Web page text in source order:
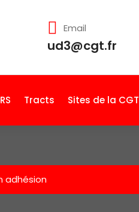
Email
ud3@cgt.fr
Tracts Sites de la CGT
adhésion